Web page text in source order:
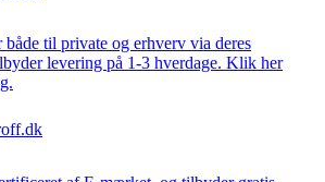
til private og erhverv via deres
levering på 1-3 hverdage. Klik her